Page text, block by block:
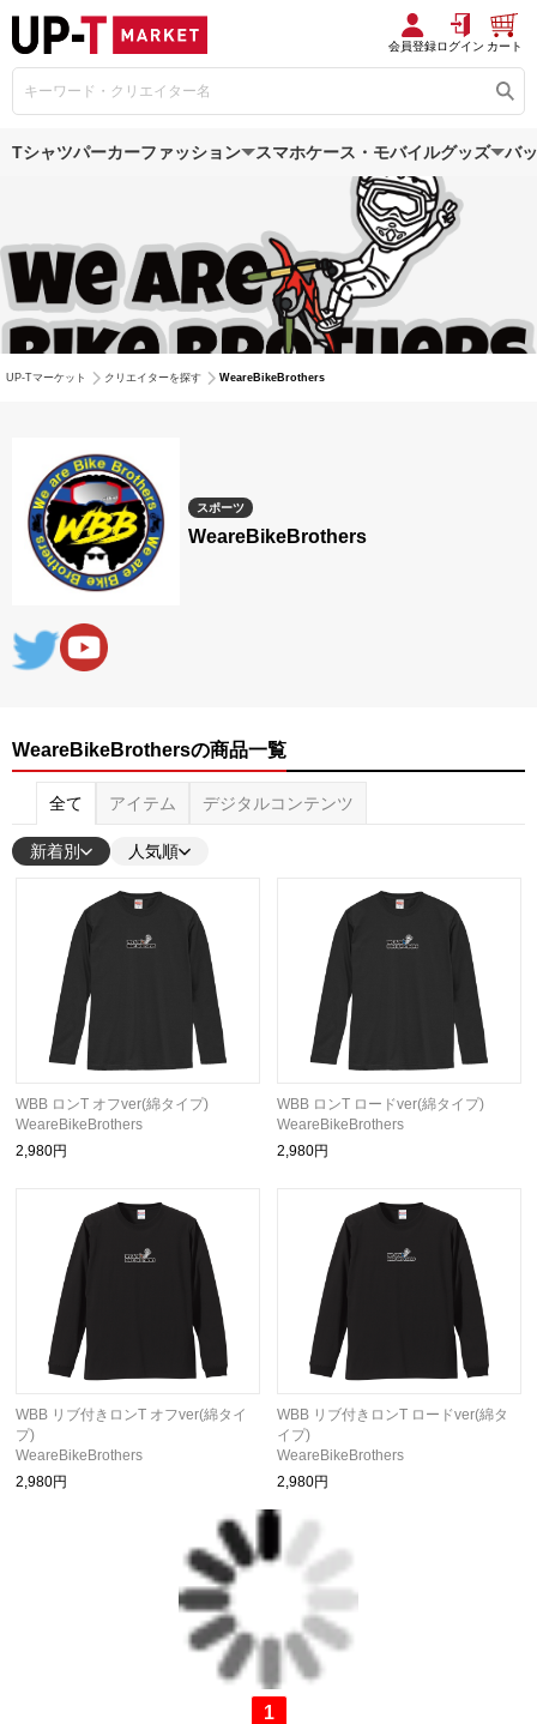
会員登録ログイン カート
Tシャツパーカーファッション スマホケース・モバイルグッズ バ
UP-Tマーケット クリエイターを探す WeareBikeBrothers
スポーツ
WeareBikeBrothers
WeareBikeBrothersの商品一覧
全て アイテム デジタルコンテンツ
新着別 人気順
WBB ロンT オフver(綿タイプ)
WeareBikeBrothers
2,980円
WBB ロンT ロードver(綿タイプ)
WeareBikeBrothers
2,980円
WBB リブ付きロンT オフver(綿タイ
プ)
WeareBikeBrothers
2,980円
WBB リブ付きロンT ロードver(綿タ
イプ)
WeareBikeBrothers
2,980円
1